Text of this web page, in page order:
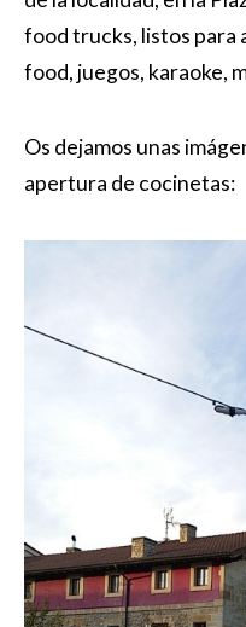
food trucks, listos para
food, juegos, karaoke,
Os dejamos unas
apertura de cocinetas: